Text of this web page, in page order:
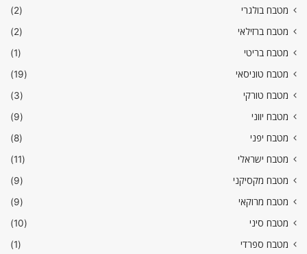
מטבח בולגרי
(2)
מטבח ברזילאי
(2)
מטבח בריטי
(1)
מטבח טוניסאי
(19)
מטבח טורקי
(3)
מטבח יווני
(9)
מטבח יפני
(8)
מטבח ישראלי
(11)
מטבח מקסיקני
(9)
מטבח מרוקאי
(9)
מטבח סיני
(10)
מטבח ספרדי
(1)